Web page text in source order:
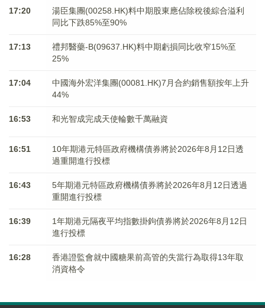
17:20
湯臣集團(00258.HK)料中期股東應佔除稅後綜合溢利
同比下跌85%至90%
17:13
禮邦醫藥-B(09637.HK)料中期虧損同比收窄15%至
25%
17:04
中國海外宏洋集團(00081.HK)7月合約銷售額按年上升
44%
16:53 和光智成完成天使輪數千萬融資
16:51
10年期港元特區政府機構債券將於2026年8月12日透
過重開進行投標
16:43
5年期港元特區政府機構債券將於2026年8月12日透過
重開進行投標
16:39
1年期港元隔夜平均指數掛鉤債券將於2026年8月12日
進行投標
16:28
香港證監會就中國糖果前高管的失當行為取得13年取
消資格令